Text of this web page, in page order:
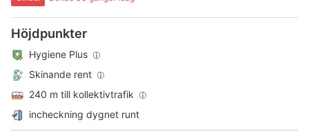
Höjdpunkter
Hygiene Plus
Skinande rent
240 m till kollektivtrafik
incheckning dygnet runt